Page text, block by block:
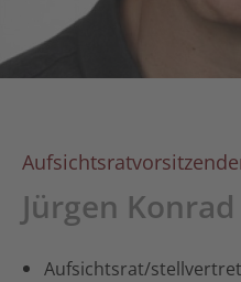
Jürgen Konrad
Aufsichtsrat/